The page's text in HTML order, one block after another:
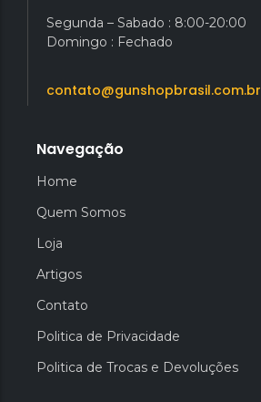
Segunda – Sabado : 8:00-20:00
Domingo : Fechado
contato@gunshopbrasil.com.br
Navegação
Home
Quem Somos
Loja
Artigos
Contato
Politica de Privacidade
Politica de Trocas e Devoluções